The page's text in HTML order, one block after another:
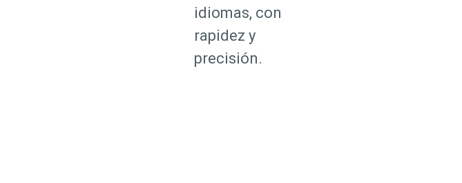
idiomas, con
rapidez y
precisión.